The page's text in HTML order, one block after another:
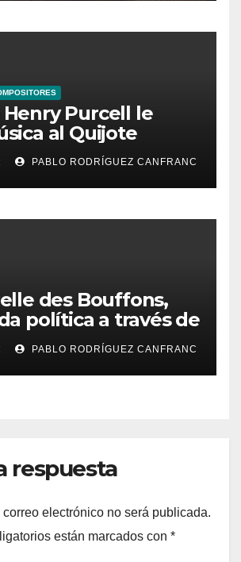
Purcell le
al Quijote
PABLO RODRÍGUEZ CANFRANC
des Bouffons,
política a través de
PABLO RODRÍGUEZ CANFRANC
respuesta
electrónico no será publicada.
están marcados con *